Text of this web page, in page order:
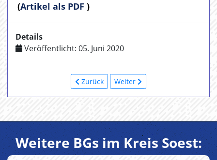
(Artikel als PDF )
Details
Veröffentlicht: 05. Juni 2020
Zurück Weiter
Weitere BGs im Kreis Soest: